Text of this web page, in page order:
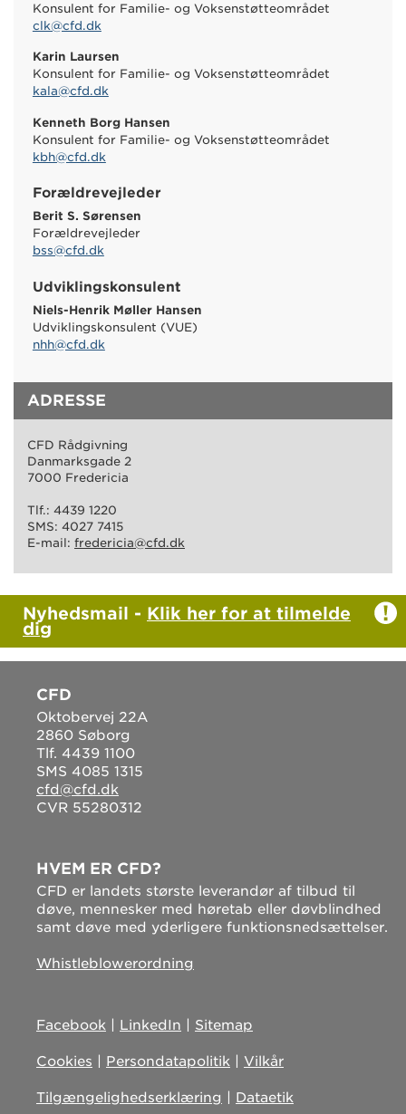
Konsulent for Familie- og Voksenstøtteområdet
clk@cfd.dk
Karin Laursen
Konsulent for Familie- og Voksenstøtteområdet
kala@cfd.dk
Kenneth Borg Hansen
Konsulent for Familie- og Voksenstøtteområdet
kbh@cfd.dk
Forældrevejleder
Berit S. Sørensen
Forældrevejleder
bss@cfd.dk
Udviklingskonsulent
Niels-Henrik Møller Hansen
Udviklingskonsulent (VUE)
nhh@cfd.dk
ADRESSE
CFD Rådgivning
Danmarksgade 2
7000 Fredericia
Tlf.: 4439 1220
SMS: 4027 7415
E-mail: fredericia@cfd.dk
Nyhedsmail - Klik her for at tilmelde
dig
CFD
Oktobervej 22A
2860 Søborg
Tlf. 4439 1100
SMS 4085 1315
cfd@cfd.dk
CVR 55280312
HVEM ER CFD?
CFD er landets største leverandør af tilbud til
døve, mennesker med høretab eller døvblindhed
samt døve med yderligere funktionsnedsættelser.
Whistleblowerordning
Facebook LinkedIn Sitemap
Cookies Persondatapolitik Vilkår
Tilgængelighedserklæring Dataetik